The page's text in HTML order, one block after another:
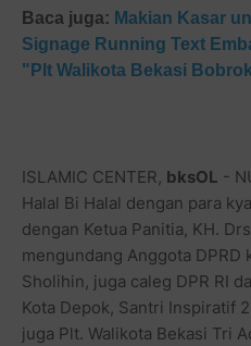
Baca juga: Makian Kasar
Signage Running Text
"Plt Walikota Bekasi
ISLAMIC CENTER, bksOL -
Halal Bi Halal dengan para
dengan Ketua Panitia, KH.
mengundang Anggota DPRD
Sholihin, juga caleg DPR RI
Kota Depok, Santri Inspiratif
juga Plt. Walikota Bekasi Tri